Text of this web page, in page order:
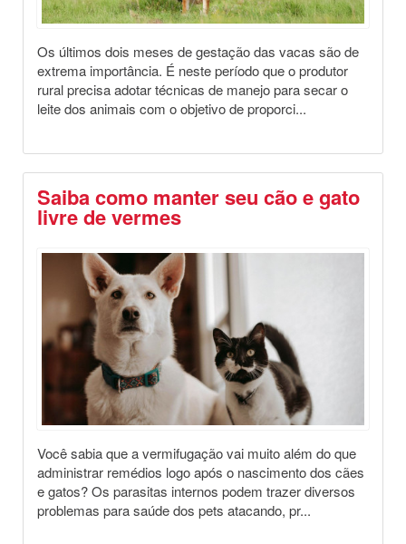
Os últimos dois meses de gestação das vacas são de
extrema importância. É neste período que o produtor
rural precisa adotar técnicas de manejo para secar o
leite dos animais com o objetivo de proporci...
Saiba como manter seu cão e gato
livre de vermes
Você sabia que a vermifugação vai muito além do que
administrar remédios logo após o nascimento dos cães
e gatos? Os parasitas internos podem trazer diversos
problemas para saúde dos pets atacando, pr...